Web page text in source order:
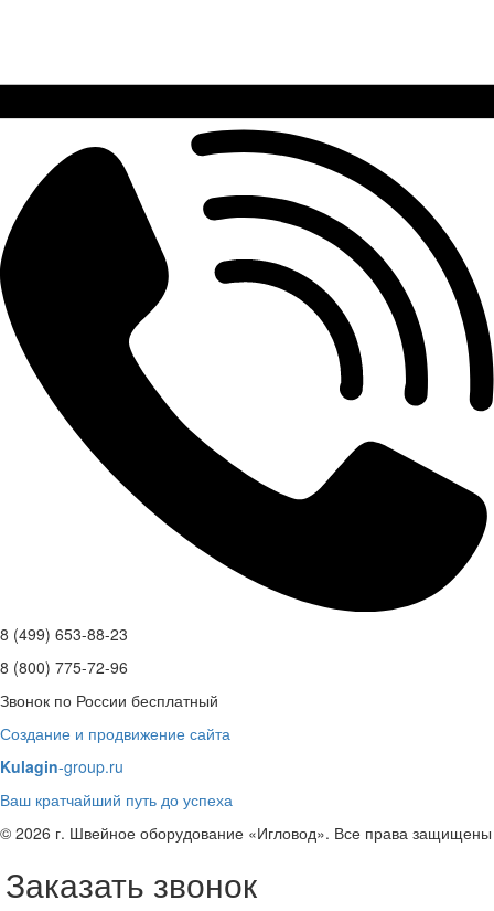
8 (499) 653-88-23
8 (800) 775-72-96
Звонок по России бесплатный
Создание и продвижение сайта
Kulagin-group.ru
Ваш кратчайший путь до успеха
© 2026 г. Швейное оборудование «Игловод». Все права защищены
Заказать звонок